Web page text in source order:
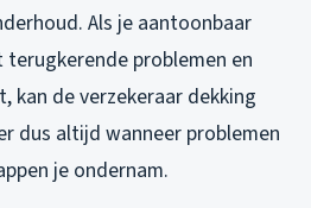
Als je aantoonbaar
problemen en
kan de verzekeraar dekking
dus altijd wanneer problemen
je ondernam.